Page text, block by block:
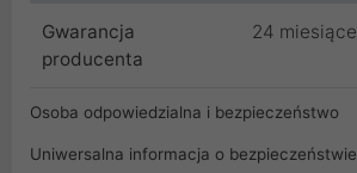
Gwarancja
producenta
24 miesiące
Osoba odpowiedzialna i bezpieczeństwo
Uniwersalna informacja o bezpieczeństwie